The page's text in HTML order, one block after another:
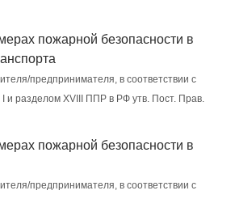
пожарной безопасности в
предпринимателя, в соответствии с
I и разделом XVIII ППР в РФ утв. Пост. Прав.
пожарной безопасности в
предпринимателя, в соответствии с